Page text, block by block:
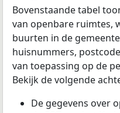
Bovenstaande tabel
van openbare ruimtes,
buurten in de
huisnummers,
van toepassing op de
Bekijk de volgende
De gegevens over